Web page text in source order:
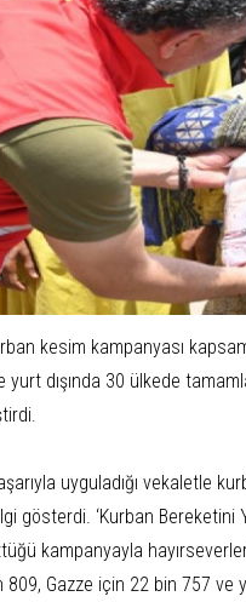
kesim kampanyası
dışında 30 ülkede
uyguladığı vekaletle
gösterdi. ‘Kurban Bereketini
kampanyayla
809, Gazze için 22 bin 757 ve